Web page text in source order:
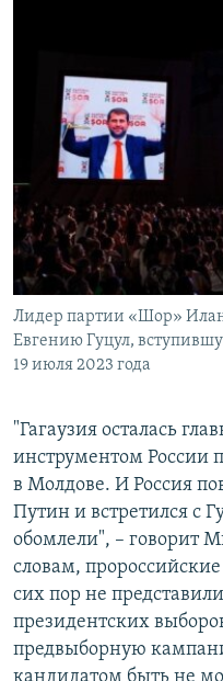
Лидер партии «Шор»
Евгению Гуцул,
19 июля 2023 года
"Гагаузия осталась
инструментом России
в Молдове. И Россия
Путин и встретился с
обомлели", – говорит
словам,
сих пор не
президентских
предвыборную